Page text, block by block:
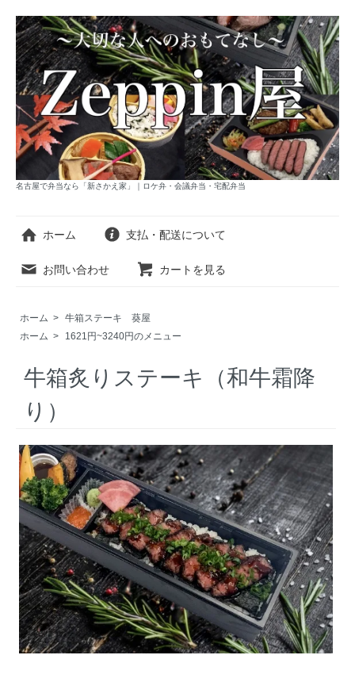
名古屋で弁当なら「新さかえ家」｜ロケ弁・会議弁当・宅配弁当
ホーム 支払・配送について
お問い合わせ カートを見る
ホーム > 牛箱ステーキ 葵屋
ホーム > 1621円~3240円のメニュー
牛箱炙りステーキ（和牛霜降
り）